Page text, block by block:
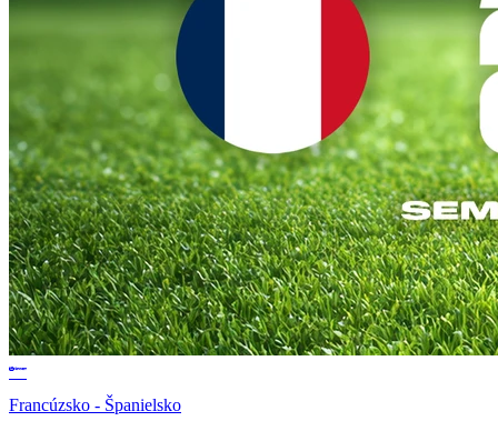
Francúzsko - Španielsko